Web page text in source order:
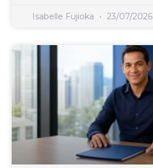
Isabelle Fujioka 23/07/2026